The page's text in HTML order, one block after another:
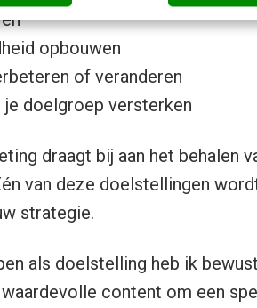
opbouwen
of veranderen
je doelgroep versterken
draagt bij aan het behalen
van deze doelstellingen
strategie.
als doelstelling heb ik
content om een